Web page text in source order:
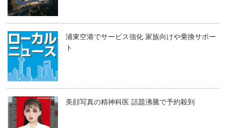
浦東空港でサービス強化 家族向けや乗換サポー
ト
美顔写真の精神科医 話題沸騰で予約殺到